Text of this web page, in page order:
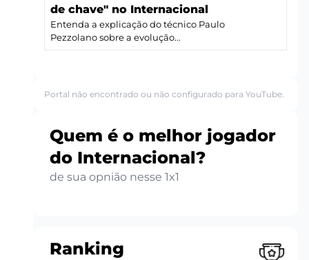
de chave" no Internacional
Entenda a explicação do técnico Paulo
Pezzolano sobre a evolução...
Portal não encontrado ou não configurado para YouTube.
Quem é o melhor jogador
do Internacional?
de sua opnião nesse 1x1
Ranking